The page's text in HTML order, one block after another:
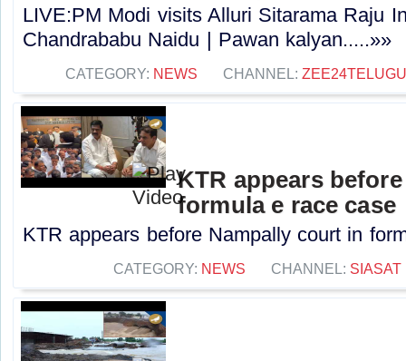
LIVE:PM Modi visits Alluri Sitarama Raju
Chandrababu Naidu | Pawan kalyan.....»»
CATEGORY: NEWS CHANNEL:
KTR appears
formula e race case
KTR appears before Nampally court in
CATEGORY: NEWS CHANNEL: SIASAT